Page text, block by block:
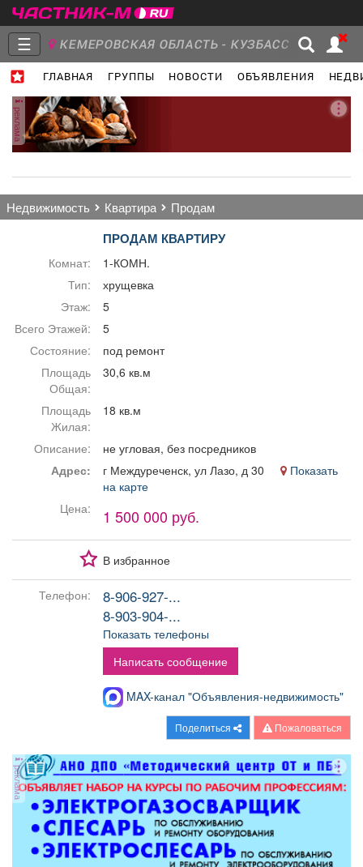
☰ КЕМЕРОВСКАЯ ОБЛАСТЬ - КУЗБАСС
ГЛАВНАЯ ГРУППЫ НОВОСТИ ОБЪЯВЛЕНИЯ
Главная
Группы Новости
Транспорт
Обучение
Я - пенсионер
реклама
недвижимость квартира продам
ПРОДАМ КВАРТИРУ
Комнат:
1-КОМН.
Тип:
хрущевка
Этаж:
5
Всего Этажей:
5
Состояние:
под ремонт
Площадь
Общая:
30,6 кв.м
Площадь
Жилая:
18 кв.м
Описание:
не угловая, без посредников
Адрес:
г Междуреченск, ул Лазо, д 30
Показать
на карте
Цена:
1 500 000 руб.
В избранное
Телефон:
8-906-927-...
8-903-904-...
Показать телефоны
Написать сообщение
MAX-канал "Объявления-недвижимость"
Поделиться Пожаловаться
реклама